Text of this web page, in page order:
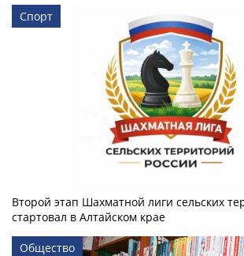
Спорт
Второй этап Шахматной лиги сельских
стартовал в Алтайском крае
Общество